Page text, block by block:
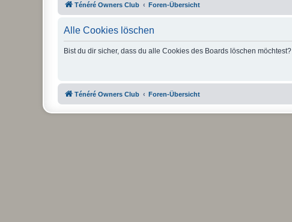
Ténéré Owners Club Foren-Übersicht
Alle Cookies löschen
Bist du dir sicher, dass du alle Cookies des Boards löschen möchtest?
Ténéré Owners Club Foren-Übersicht